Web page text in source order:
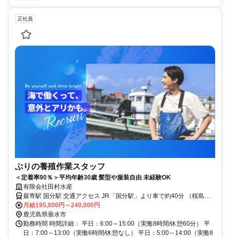
正社員
ぶりの養殖作業スタッフ
＜定着率90％＞平均年齢30歳 髪型や服装自由 未経験OK
有限会社田村水産
最寄駅 国分駅 交通アクセス JR「国分駅」より車で約40分 （桜島口
から車で約2分 / 垂水港から車で約10分） ★車通勤OK！国道220号線
沿いで通勤しやすい立地です。
月給195,000円～240,000円
鹿児島県垂水市
勤務時間 時間詳細： 平日：6:00～15:00（実働8時間/休憩60分） 平
日：7:00～13:00（実働6時間/休憩なし） 平日：5:00～14:00（実働8